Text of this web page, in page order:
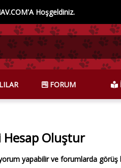
Hoşgeldiniz.
FORUM
Hesap Oluştur
yapabilir ve forumlarda görüş